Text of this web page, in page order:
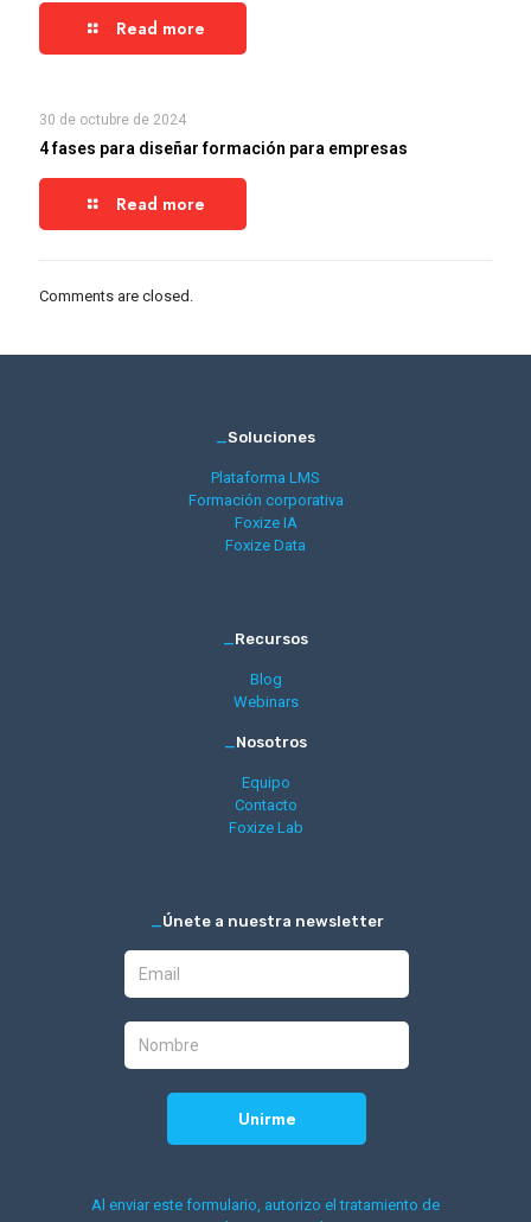
Read more
30 de octubre de 2024
4 fases para diseñar formación para empresas
Read more
Comments are closed.
_Soluciones
Plataforma LMS
Formación corporativa
Foxize IA
Foxize Data
_Recursos
Blog
Webinars
_Nosotros
Equipo
Contacto
Foxize Lab
_Únete a nuestra newsletter
Al enviar este formulario, autorizo el tratamiento de